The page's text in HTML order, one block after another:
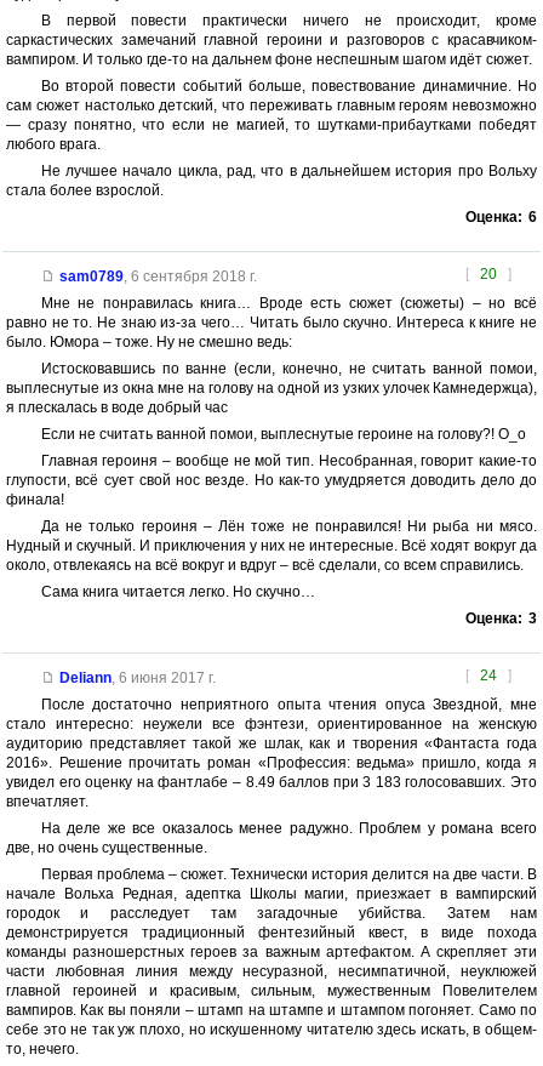
В первой повести практически ничего не происходит, кроме
саркастических замечаний главной героини и разговоров с красавчиком-
вампиром. И только где-то на дальнем фоне неспешным шагом идёт сюжет.
Во второй повести событий больше, повествование динамичние. Но
сам сюжет настолько детский, что переживать главным героям невозможно
— сразу понятно, что если не магией, то шутками-прибаутками победят
любого врага.
Не лучшее начало цикла, рад, что в дальнейшем история про Вольху
стала более взрослой.
Оценка: 6
[ 20 ]
sam0789, 6 сентября 2018 г.
Мне не понравилась книга… Вроде есть сюжет (сюжеты) – но всё
равно не то. Не знаю из-за чего… Читать было скучно. Интереса к книге не
было. Юмора – тоже. Ну не смешно ведь:
Истосковавшись по ванне (если, конечно, не считать ванной помои,
выплеснутые из окна мне на голову на одной из узких улочек Камнедержца),
я плескалась в воде добрый час
Если не считать ванной помои, выплеснутые героине на голову?! О_о
Главная героиня – вообще не мой тип. Несобранная, говорит какие-то
глупости, всё сует свой нос везде. Но как-то умудряется доводить дело до
финала!
Да не только героиня – Лён тоже не понравился! Ни рыба ни мясо.
Нудный и скучный. И приключения у них не интересные. Всё ходят вокруг да
около, отвлекаясь на всё вокруг и вдруг – всё сделали, со всем справились.
Сама книга читается легко. Но скучно…
Оценка: 3
[ 24 ]
Deliann, 6 июня 2017 г.
После достаточно неприятного опыта чтения опуса Звездной, мне
стало интересно: неужели все фэнтези, ориентированное на женскую
аудиторию представляет такой же шлак, как и творения «Фантаста года
2016». Решение прочитать роман «Профессия: ведьма» пришло, когда я
увидел его оценку на фантлабе – 8.49 баллов при 3 183 голосовавших. Это
впечатляет.
На деле же все оказалось менее радужно. Проблем у романа всего
две, но очень существенные.
Первая проблема – сюжет. Технически история делится на две части. В
начале Вольха Редная, адептка Школы магии, приезжает в вампирский
городок и расследует там загадочные убийства. Затем нам
демонстрируется традиционный фентезийный квест, в виде похода
команды разношерстных героев за важным артефактом. А скрепляет эти
части любовная линия между несуразной, несимпатичной, неуклюжей
главной героиней и красивым, сильным, мужественным Повелителем
вампиров. Как вы поняли – штамп на штампе и штампом погоняет. Само по
себе это не так уж плохо, но искушенному читателю здесь искать, в общем-
то, нечего.